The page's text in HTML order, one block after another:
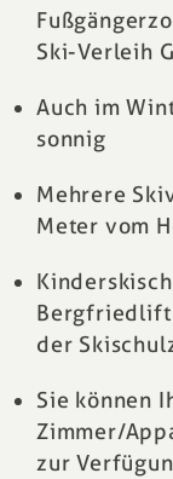
Ski-Verleih
Auch im
sonnig
Mehrere
Meter vom
Bergfriedlift
der
Sie können
Zimmer/
zur